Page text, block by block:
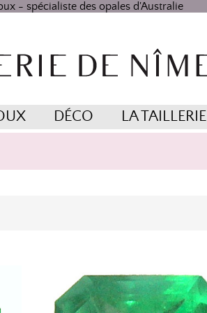
- spécialiste des opales d'Australie
DÉCO LA TAILLERIE